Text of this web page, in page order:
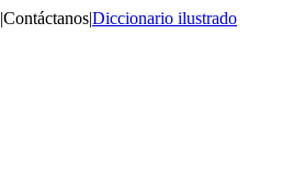
|Contáctanos|Diccionario ilustrado